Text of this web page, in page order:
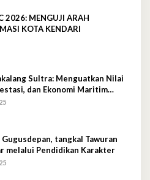
2026: MENGUJI ARAH
KOTA KENDARI
Sultra: Menguatkan Nilai
dan Ekonomi Maritim
tangkal Tawuran
melalui Pendidikan Karakter